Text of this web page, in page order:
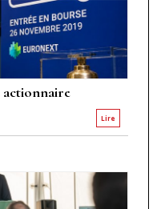
actionnaire
Lire